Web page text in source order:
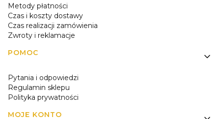
Metody płatności
Czas i koszty dostawy
Czas realizacji zamówienia
Zwroty i reklamacje
POMOC
Pytania i odpowiedzi
Regulamin sklepu
Polityka prywatności
MOJE KONTO